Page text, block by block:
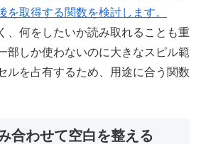
を取得する関数を検討します。
、何をしたいか読み取れることも重
部しか使わないのに大きなスピル範
ルを占有するため、用途に合う関数
合わせて空白を整える